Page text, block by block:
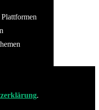
.